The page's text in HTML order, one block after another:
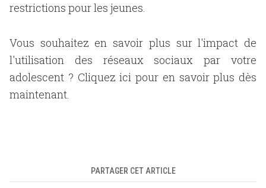
restrictions pour les jeunes.
Vous souhaitez en savoir plus sur l'impact de
l'utilisation des réseaux sociaux par votre
adolescent ? Cliquez ici pour en savoir plus dès
maintenant.
PARTAGER CET ARTICLE